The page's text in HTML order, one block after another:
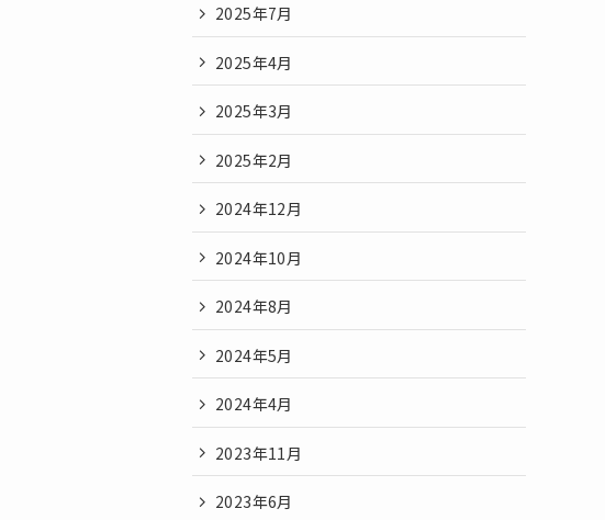
2025年7月
2025年4月
2025年3月
2025年2月
2024年12月
2024年10月
2024年8月
2024年5月
2024年4月
2023年11月
2023年6月